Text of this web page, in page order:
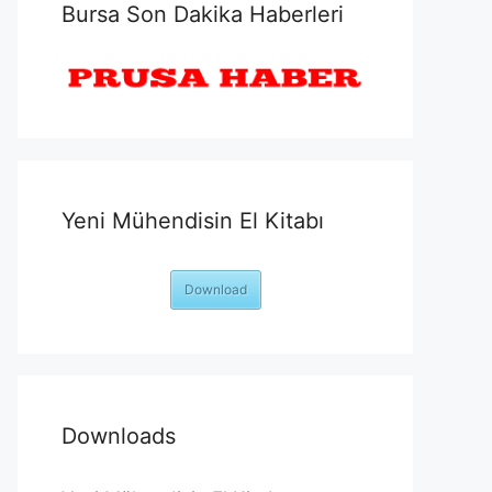
Bursa Son Dakika Haberleri
Yeni Mühendisin El Kitabı
Download
Downloads